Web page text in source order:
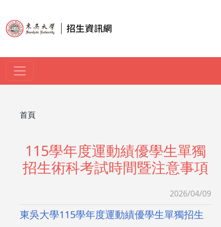
導航連結
首頁
115學年度運動績優學生單獨
招生術科考試時間暨注意事項
2026/04/09
東吳大學115學年度運動績優學生單獨招生